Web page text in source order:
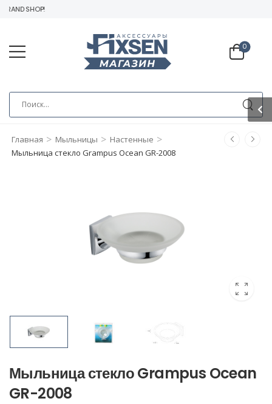
SHOP!
0
Главная > Мыльницы > Настенные >
Мыльница стекло Grampus Ocean GR-2008
Мыльница стекло Grampus Ocean
GR-2008